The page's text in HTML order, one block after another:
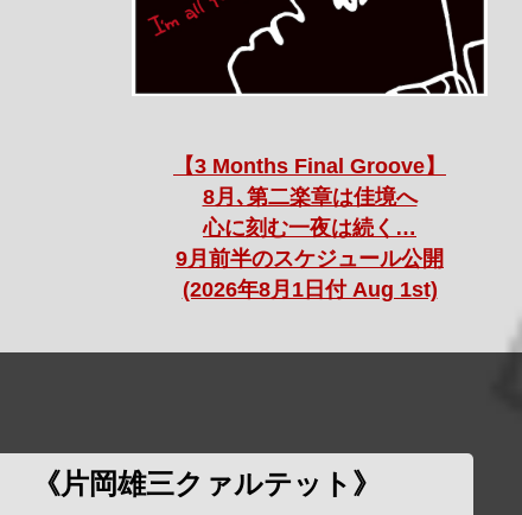
【3 Months Final Groove】
8月､第二楽章は佳境へ
心に刻む一夜は続く…
9月前半のスケジュール公開
(2026年8月1日付 Aug 1st)
《片岡雄三クァルテット》